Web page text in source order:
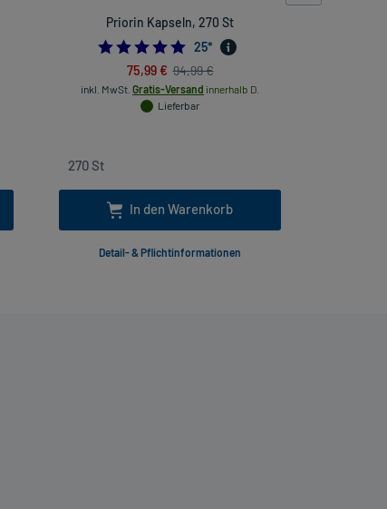
Priorin Kapseln, 270 St
4.96
25*
75,99 € 94,99 €
inkl. MwSt. Gratis-Versand innerhalb D.
Lieferbar
In den Warenkorb
Detail- & Pflichtinformationen